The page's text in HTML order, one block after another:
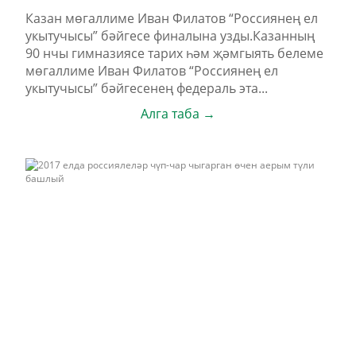
Казан мөгаллиме Иван Филатов “Россиянең ел
укытучысы” бәйгесе финалына узды.Казанның
90 нчы гимназиясе тарих һәм җәмгыять белеме
мөгаллиме Иван Филатов “Россиянең ел
укытучысы” бәйгесенең федераль эта...
Алга таба →